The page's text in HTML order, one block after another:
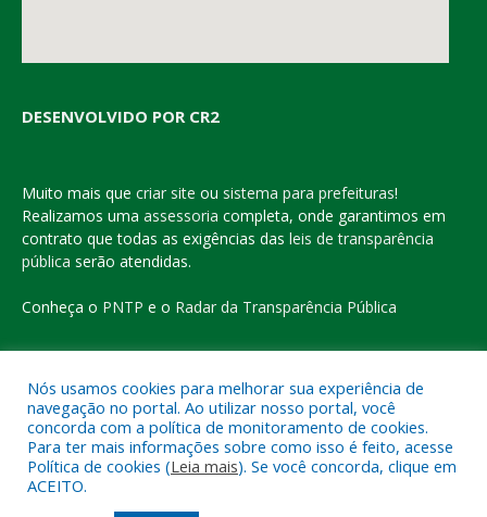
DESENVOLVIDO POR CR2
Muito mais que criar site ou sistema para prefeituras!
Realizamos uma assessoria completa, onde garantimos em
contrato que todas as exigências das leis de transparência
pública serão atendidas.
Conheça o PNTP e o Radar da Transparência Pública
Todos os direitos reservados a Prefeitura Municipal de Eldorado
do Carajás
Mapa do Site
Acessar o Webmail
Nós usamos cookies para melhorar sua experiência de
navegação no portal. Ao utilizar nosso portal, você
concorda com a política de monitoramento de cookies.
Para ter mais informações sobre como isso é feito, acesse
Política de cookies (Leia mais). Se você concorda, clique em
ACEITO.